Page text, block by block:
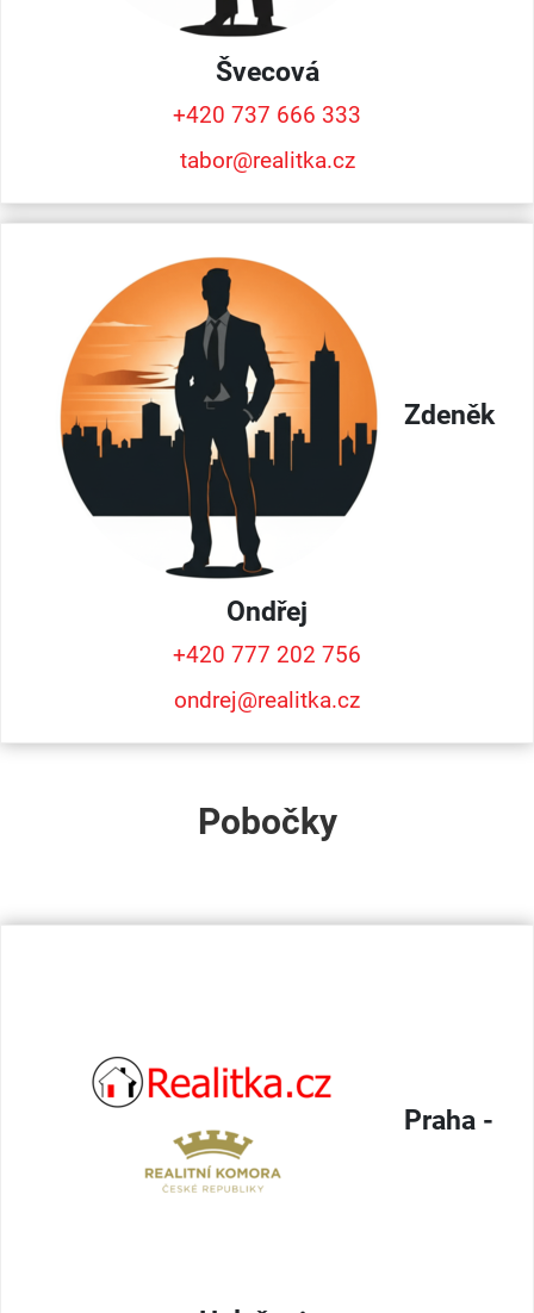
Švecová
+420 737 666 333
tabor@realitka.cz
Zdeněk
Ondřej
+420 777 202 756
ondrej@realitka.cz
Pobočky
Praha -